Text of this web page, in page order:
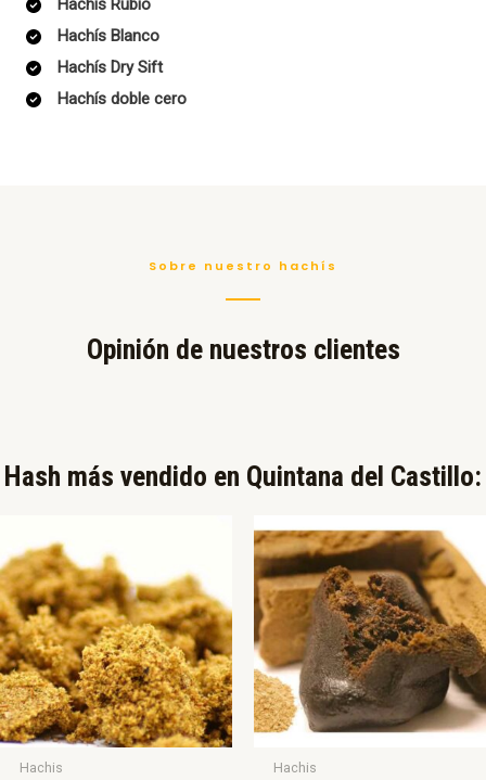
Hachís Rubio
Hachís Blanco
Hachís Dry Sift
Hachís doble cero
Sobre nuestro hachís
Opinión de nuestros clientes
Hash más vendido en Quintana del Castillo:​
Hachis Hachis